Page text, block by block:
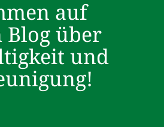
auf
Blog über
und